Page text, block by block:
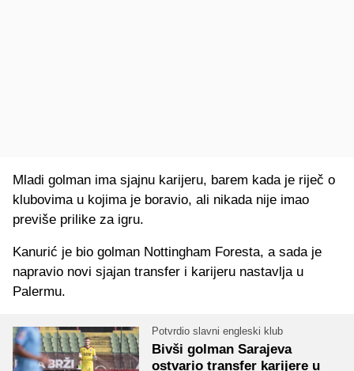
Mladi golman ima sjajnu karijeru, barem kada je riječ o
klubovima u kojima je boravio, ali nikada nije imao
previše prilike za igru.
Kanurić je bio golman Nottingham Foresta, a sada je
napravio novi sjajan transfer i karijeru nastavlja u
Palermu.
Potvrdio slavni engleski klub
Bivši golman Sarajeva
ostvario transfer karijere u